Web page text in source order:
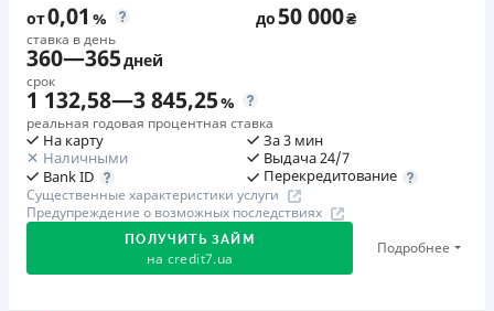
от0,01 %
ставка в день
до50 000₴
360—365дней
срок
1 132,58—3 845,25%
реальная годовая процентная ставка
На карту
Наличными
Bank ID
За 3 мин
Выдача 24/7
Перекредитование
Существенные характеристики услуги
Предупреждение о возможных последствиях
ПОЛУЧИТЬ ЗАЙМ
на credit7.ua
Подробнее